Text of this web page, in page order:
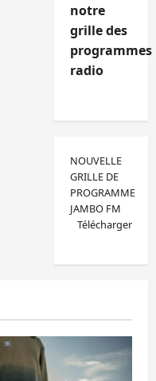
notre
grille des
programmes
radio
NOUVELLE
GRILLE DE
PROGRAMME
JAMBO FM
Télécharger